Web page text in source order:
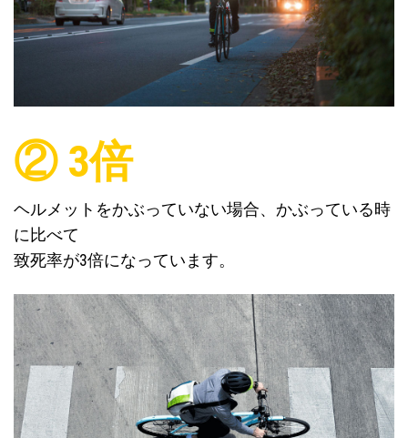
② 3倍
ヘルメットをかぶっていない場合、かぶっている時
に比べて
致死率が3倍になっています。